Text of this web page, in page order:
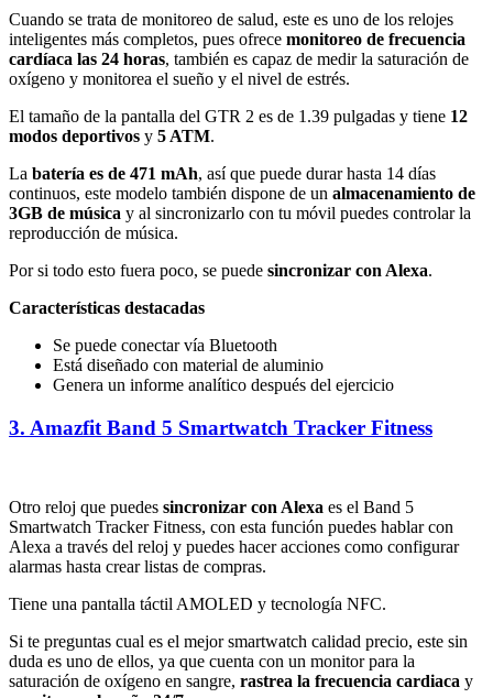
Cuando se trata de monitoreo de salud, este es uno de los relojes
inteligentes más completos, pues ofrece monitoreo de frecuencia
cardíaca las 24 horas, también es capaz de medir la saturación de
oxígeno y monitorea el sueño y el nivel de estrés.
El tamaño de la pantalla del GTR 2 es de 1.39 pulgadas y tiene 12
modos deportivos y 5 ATM.
La batería es de 471 mAh, así que puede durar hasta 14 días
continuos, este modelo también dispone de un almacenamiento de
3GB de música y al sincronizarlo con tu móvil puedes controlar la
reproducción de música.
Por si todo esto fuera poco, se puede sincronizar con Alexa.
Características destacadas
Se puede conectar vía Bluetooth
Está diseñado con material de aluminio
Genera un informe analítico después del ejercicio
3. Amazfit Band 5 Smartwatch Tracker Fitness
Otro reloj que puedes sincronizar con Alexa es el Band 5
Smartwatch Tracker Fitness, con esta función puedes hablar con
Alexa a través del reloj y puedes hacer acciones como configurar
alarmas hasta crear listas de compras.
Tiene una pantalla táctil AMOLED y tecnología NFC.
Si te preguntas cual es el mejor smartwatch calidad precio, este sin
duda es uno de ellos, ya que cuenta con un monitor para la
saturación de oxígeno en sangre, rastrea la frecuencia cardiaca y